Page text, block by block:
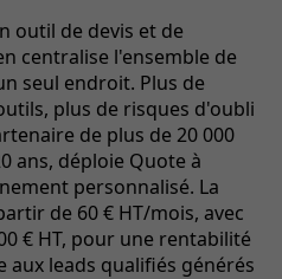
outil de devis et de
centralise l'ensemble de
seul endroit. Plus de
plus de risques d'oubli
de plus de 20 000
ans, déploie Quote à
personnalisé. La
de 60 € HT/mois, avec
€ HT, pour une rentabilité
aux leads qualifiés générés